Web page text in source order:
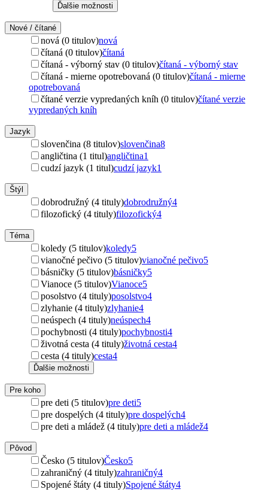
Ďalšie možnosti
Nové / čítané
nová (0 titulov)nová
čítaná (0 titulov)čítaná
čítaná - výborný stav (0 titulov)čítaná - výborný stav
čítaná - mierne opotrebovaná (0 titulov)čítaná - mierne
opotrebovaná
čítané verzie vypredaných kníh (0 titulov)čítané verzie
vypredaných kníh
Jazyk
slovenčina (8 titulov)slovenčina8
angličtina (1 titul)angličtina1
cudzí jazyk (1 titul)cudzí jazyk1
Štýl
dobrodružný (4 tituly)dobrodružný4
filozofický (4 tituly)filozofický4
Téma
koledy (5 titulov)koledy5
vianočné pečivo (5 titulov)vianočné pečivo5
básničky (5 titulov)básničky5
Vianoce (5 titulov)Vianoce5
posolstvo (4 tituly)posolstvo4
zlyhanie (4 tituly)zlyhanie4
neúspech (4 tituly)neúspech4
pochybnosti (4 tituly)pochybnosti4
životná cesta (4 tituly)životná cesta4
cesta (4 tituly)cesta4
Ďalšie možnosti
Pre koho
pre deti (5 titulov)pre deti5
pre dospelých (4 tituly)pre dospelých4
pre deti a mládež (4 tituly)pre deti a mládež4
Pôvod
Česko (5 titulov)Česko5
zahraničný (4 tituly)zahraničný4
Spojené štáty (4 tituly)Spojené štáty4